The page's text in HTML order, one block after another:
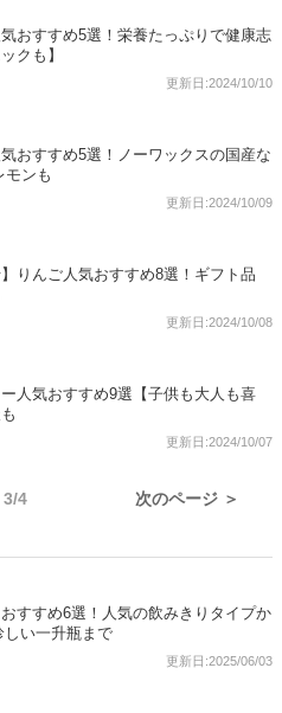
おすすめ5選！栄養たっぷりで健康志
クも】
更新日:2024/10/10
おすすめ5選！ノーワックスの国産な
モンも
更新日:2024/10/09
】りんご人気おすすめ8選！ギフト品
更新日:2024/10/08
人気おすすめ9選【子供も大人も喜
更新日:2024/10/07
3/4 次のページ ＞
すすめ6選！人気の飲みきりタイプか
しい一升瓶まで
更新日:2025/06/03